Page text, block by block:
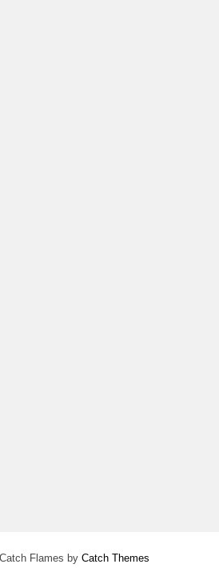
Flames by Catch Themes